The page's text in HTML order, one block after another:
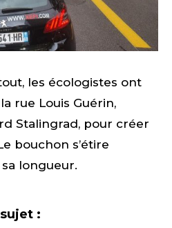
les écologistes ont
rue Louis Guérin,
Stalingrad, pour créer
bouchon s’étire
longueur.
: